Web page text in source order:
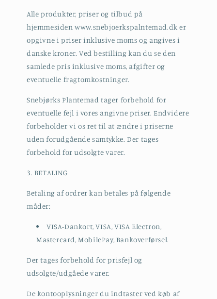
Alle produkter, priser og tilbud på
hjemmesiden www.snebjoerkspalntemad.dk er
opgivne i priser inklusive moms og angives i
danske kroner. Ved bestilling kan du se den
samlede pris inklusive moms, afgifter og
eventuelle fragtomkostninger.
Snebjørks Plantemad tager forbehold for
eventuelle fejl i vores angivne priser. Endvidere
forbeholder vi os ret til at ændre i priserne
uden forudgående samtykke. Der tages
forbehold for udsolgte varer.
3. BETALING
Betaling af ordrer kan betales på følgende
måder:
VISA-Dankort, VISA, VISA Electron,
Mastercard, MobilePay, Bankoverførsel.
Der tages forbehold for prisfejl og
udsolgte/udgåede varer.
De kontooplysninger du indtaster ved køb af